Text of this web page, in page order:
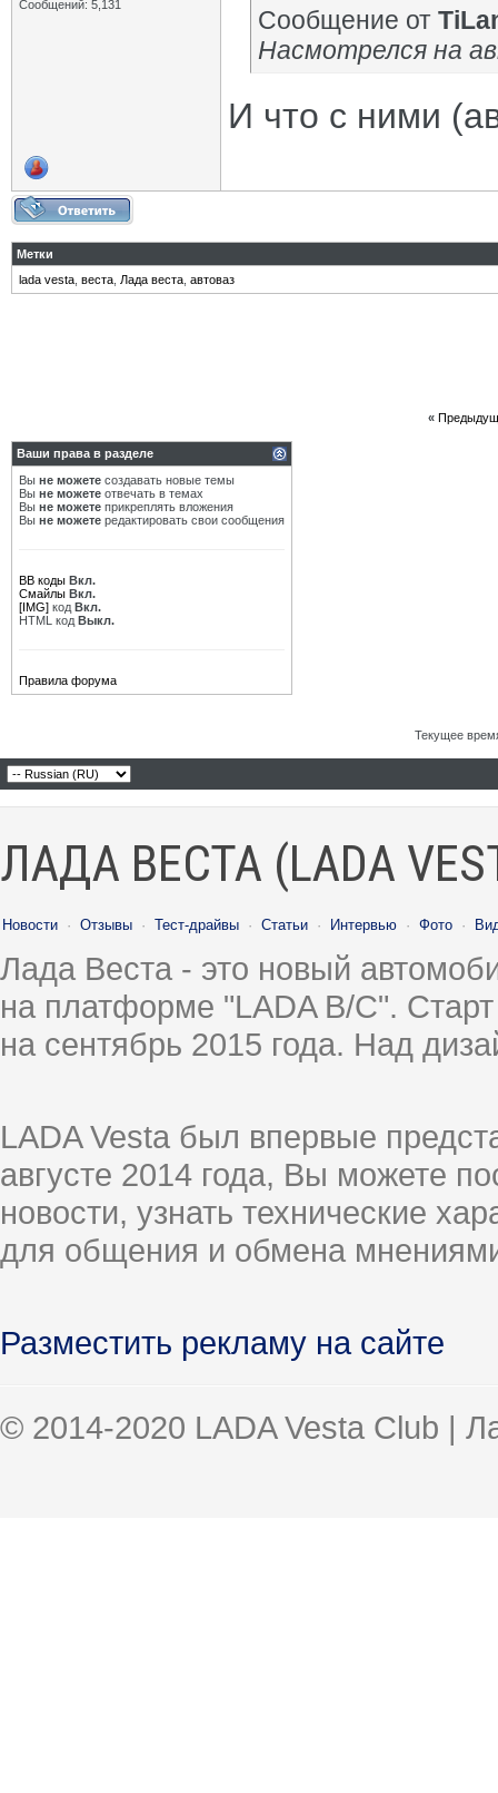
Сообщений: 5,131
Сообщение от
Насмотрелся на
И что с ними
Метки
lada vesta веста Лада веста автоваз
«
Ваши права в разделе
Вы не можете создавать новые темы
Вы не можете отвечать в темах
Вы не можете прикреплять вложения
Вы не можете редактировать свои сообщения
BB коды Вкл.
Смайлы Вкл.
[IMG] код Вкл.
HTML код Выкл.
Правила форума
Текущее
ЛАДА ВЕСТА (LADA
Новости · Отзывы · Тест-драйвы · Статьи · Интервью · Фото ·
Лада Веста - это новый
на платформе "LADA B/C".
на сентябрь 2015 года. Над
LADA Vesta был впервые
августе 2014 года, Вы можете
новости, узнать технические
для общения и обмена
Разместить рекламу на сайте
© 2014-2020 LADA Vesta Club |